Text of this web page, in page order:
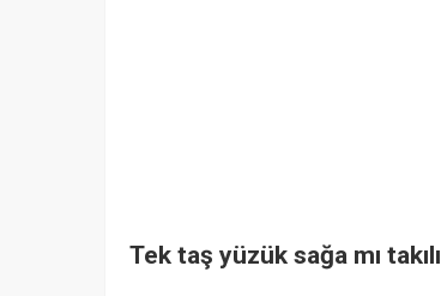
Tek taş yüzük sağa mı